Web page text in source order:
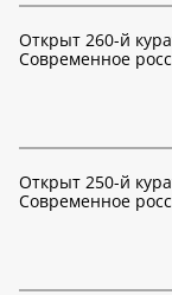
Открыт 260-й
Современное
Открыт 250-й
Современное